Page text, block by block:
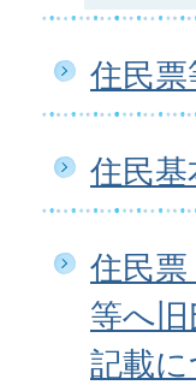
住民
住民
住民
等へ
記載